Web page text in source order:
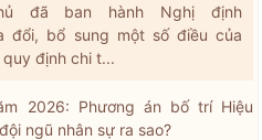
đã ban hành Nghị định
đổi, bổ sung một số điều của
định chi t...
2026: Phương án bố trí Hiệu
ngũ nhân sự ra sao?